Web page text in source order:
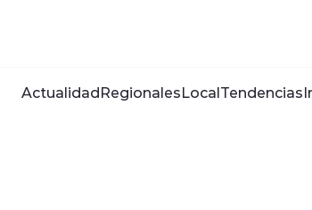
ActualidadRegionalesLocalTendencias